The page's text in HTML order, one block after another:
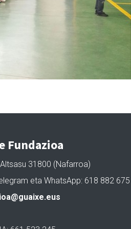
Fundazioa
31800 (Nafarroa)
eta WhatsApp: 618 882 675